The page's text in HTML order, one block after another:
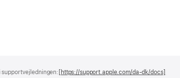
[https://support.apple.com/da-dk/docs]